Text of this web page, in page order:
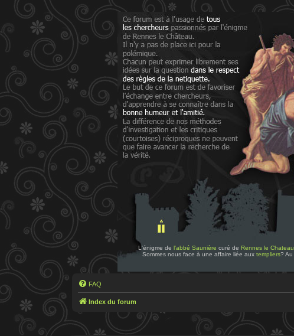
L'énigme de l'abbé Saunière curé de Rennes le Chateau
Sommes nous face à une affaire liée aux templiers? Au
FAQ
Index du forum